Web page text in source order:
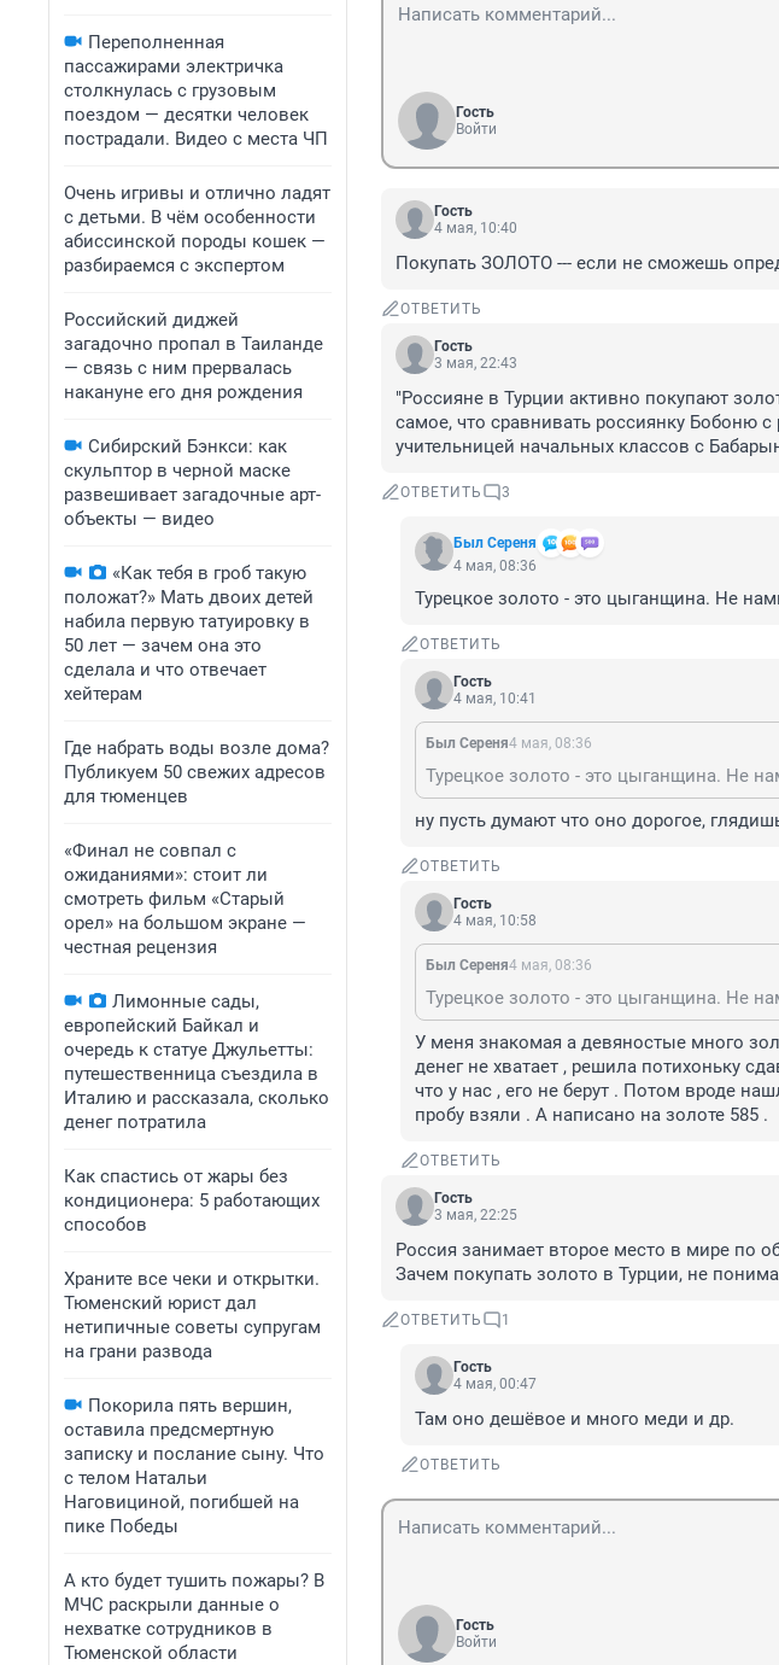
Переполненная
пассажирами электричка
столкнулась с грузовым
поездом — десятки человек
пострадали. Видео с места ЧП
Очень игривы и отлично ладят
с детьми. В чём особенности
абиссинской породы кошек —
разбираемся с экспертом
Российский диджей
загадочно пропал в Таиланде
— связь с ним прервалась
накануне его дня рождения
Сибирский Бэнкси: как
скульптор в черной маске
развешивает загадочные арт-
объекты — видео
«Как тебя в гроб такую
положат?» Мать двоих детей
набила первую татуировку в
50 лет — зачем она это
сделала и что отвечает
хейтерам
Где набрать воды возле дома?
Публикуем 50 свежих адресов
для тюменцев
«Финал не совпал с
ожиданиями»: стоит ли
смотреть фильм «Старый
орел» на большом экране —
честная рецензия
Лимонные сады,
европейский Байкал и
очередь к статуе Джульетты:
путешественница съездила в
Италию и рассказала, сколько
денег потратила
Как спастись от жары без
кондиционера: 5 работающих
способов
Храните все чеки и открытки.
Тюменский юрист дал
нетипичные советы супругам
на грани развода
Покорила пять вершин,
оставила предсмертную
записку и послание сыну. Что
с телом Натальи
Наговициной, погибшей на
пике Победы
А кто будет тушить пожары? В
МЧС раскрыли данные о
нехватке сотрудников в
Тюменской области
Гость
Войти
Гость
4 мая, 10:40
Покупать ЗОЛОТО --- если не сможешь
ОТВЕТИТЬ
Гость
3 мая, 22:43
"Россияне в Турции активно покупают
самое, что сравнивать россиянку Бобоню
учительницей начальных классов с
ОТВЕТИТЬ 3
Был Сереня
4 мая, 08:36
Турецкое золото - это цыганщина. Не
ОТВЕТИТЬ
Гость
4 мая, 10:41
Был Сереня4 мая, 08:36
Турецкое золото - это цыганщина. Не
ну пусть думают что оно дорогое,
ОТВЕТИТЬ
Гость
4 мая, 10:58
Был Сереня4 мая, 08:36
Турецкое золото - это цыганщина. Не
У меня знакомая а девяностые много
денег не хватает , решила потихоньку
что у нас , его не берут . Потом вроде
пробу взяли . А написано на золоте 585 .
ОТВЕТИТЬ
Гость
3 мая, 22:25
Россия занимает второе место в мире по
Зачем покупать золото в Турции, не
ОТВЕТИТЬ 1
Гость
4 мая, 00:47
Там оно дешёвое и много меди и др.
ОТВЕТИТЬ
Гость
Войти